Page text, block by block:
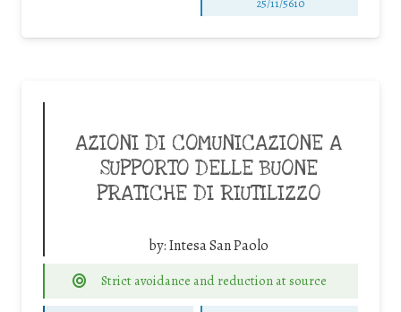
25/11/5610
AZIONI DI COMUNICAZIONE A
SUPPORTO DELLE BUONE
PRATICHE DI RIUTILIZZO
by:Intesa San Paolo
Strict avoidance and reduction at source